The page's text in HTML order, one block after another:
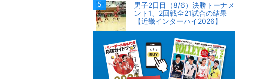
男子2日目（8/6）決勝トーナメ
ント1、2回戦全21試合の結果
【近畿インターハイ2026】